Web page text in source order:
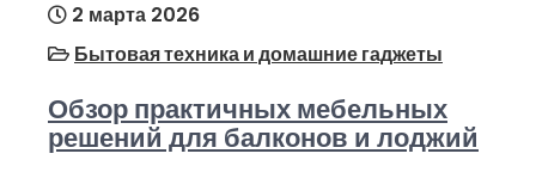
2 марта 2026
Бытовая техника и домашние гаджеты
Обзор практичных мебельных
решений для балконов и лоджий